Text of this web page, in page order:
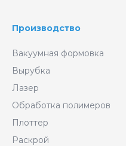
Производство
Вакуумная формовка
Вырубка
Лазер
Обработка полимеров
Плоттер
Раскрой